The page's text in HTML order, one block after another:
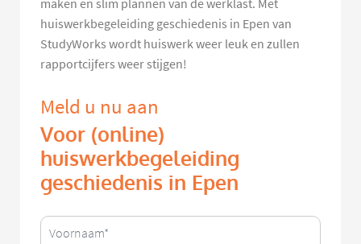
maken en slim plannen van de werklast. Met
huiswerkbegeleiding geschiedenis in Epen van
StudyWorks wordt huiswerk weer leuk en zullen
rapportcijfers weer stijgen!
Meld u nu aan
Voor (online)
huiswerkbegeleiding
geschiedenis in Epen